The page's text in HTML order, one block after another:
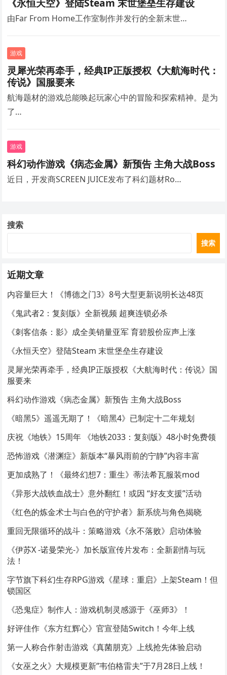
《永恒天空》登陆Steam 末世堡垒生存建设
由Far From Home工作室制作并发行的全新末世…
游戏
灵犀光荣再牵手，经典IP正版授权《大航海时代：
传说》国服要来
航海题材的游戏总能唤起玩家心中的冒险和探索精神。是为
了…
游戏
科幻动作游戏《病态金属》新预告 主角大战Boss
近日，开发商SCREEN JUICE发布了科幻题材Ro…
搜索
搜索
近期文章
内容量巨大！《博德之门3》8号大型更新说明长达48页
《鬼武者2：复刻版》全新视频 超爽连锁必杀
《刺客信条：影》成全美销量亚军 育碧股价应声上涨
《永恒天空》登陆Steam 末世堡垒生存建设
灵犀光荣再牵手，经典IP正版授权《大航海时代：传说》国
服要来
科幻动作游戏《病态金属》新预告 主角大战Boss
《暗黑5》遥遥无期了！《暗黑4》已制定十二年规划
庆祝《地铁》15周年 《地铁2033：复刻版》48小时免费领
恐怖游戏《潜渊症》新版本“暴风雨前的宁静”内容丰富
更加成熟了！《最终幻想7：重生》蒂法希瓦服装mod
《异形大战铁血战士》意外翻红！或因 “好友支援”活动
《红色的炼金术士与白色的守护者》新系统与角色揭晓
重回无限循环的战斗：策略游戏《永不落败》启动体验
《伊苏X -诺曼荣光-》加长版宣传片发布：全新剧情与玩
法！
字节旗下科幻生存RPG游戏《星球：重启》上架Steam！但
锁国区
《恐鬼症》制作人：游戏机制灵感源于《巫师3》！
好评佳作《东方红辉心》官宣登陆Switch！今年上线
第一人称合作射击游戏《真菌朋克》上线抢先体验启动
《女巫之火》大规模更新”韦伯格雷夫”于7月28日上线！